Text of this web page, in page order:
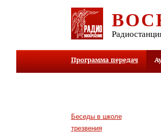
Программа передач
Беседы в школе
трезвения